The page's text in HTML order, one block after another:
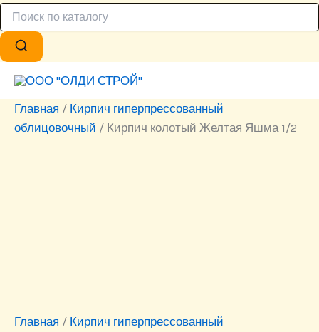
Главная / Кирпич гиперпрессованный
облицовочный / Кирпич колотый Желтая Яшма 1/2
Главная / Кирпич гиперпрессованный